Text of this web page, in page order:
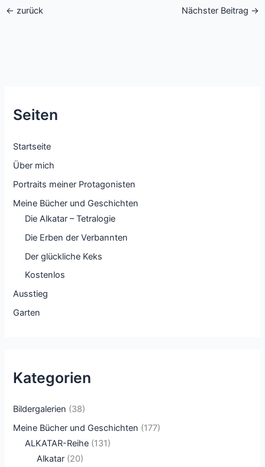
← zurück Nächster Beitrag →
Seiten
Startseite
Über mich
Portraits meiner Protagonisten
Meine Bücher und Geschichten
Die Alkatar – Tetralogie
Die Erben der Verbannten
Der glückliche Keks
Kostenlos
Ausstieg
Garten
Kategorien
Bildergalerien (38)
Meine Bücher und Geschichten (177)
ALKATAR-Reihe (131)
Alkatar (20)